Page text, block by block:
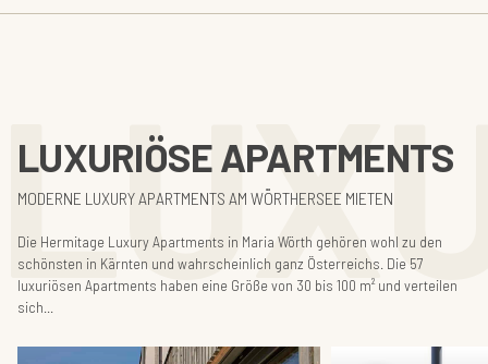
LUXURIÖSE APARTMENTS
MODERNE LUXURY APARTMENTS AM WÖRTHERSEE MIETEN
Die Hermitage Luxury Apartments in Maria Wörth gehören wohl zu den
schönsten in Kärnten und wahrscheinlich ganz Österreichs. Die 57
luxuriösen Apartments haben eine Größe von 30 bis 100 m² und verteilen
sich...